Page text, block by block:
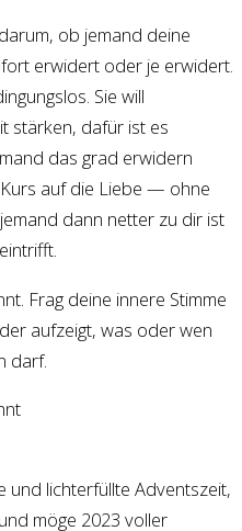
ob jemand deine
erwidert oder je erwidert.
Sie will
stärken, dafür ist es
das grad erwidern
auf die Liebe — ohne
dann netter zu dir ist
Frag deine innere Stimme
aufzeigt, was oder wen
darf.
und lichterfüllte Adventszeit,
möge 2023 voller